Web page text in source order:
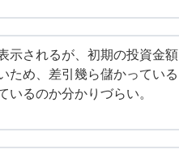
示されるが、初期の投資金額
ため、差引幾ら儲かっている
いるのか分かりづらい。